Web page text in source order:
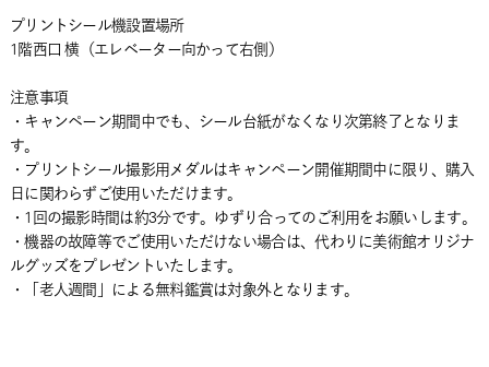
プリントシール機設置場所
1階西口 横（エレベーター向かって右側）
注意事項
・キャンペーン期間中でも、シール台紙がなくなり次第終了となりま
す。
・プリントシール撮影用メダルはキャンペーン開催期間中に限り、購入
日に関わらずご使用いただけます。
・1回の撮影時間は約3分です。ゆずり合ってのご利用をお願いします。
・機器の故障等でご使用いただけない場合は、代わりに美術館オリジナ
ルグッズをプレゼントいたします。
・「老人週間」による無料鑑賞は対象外となります。